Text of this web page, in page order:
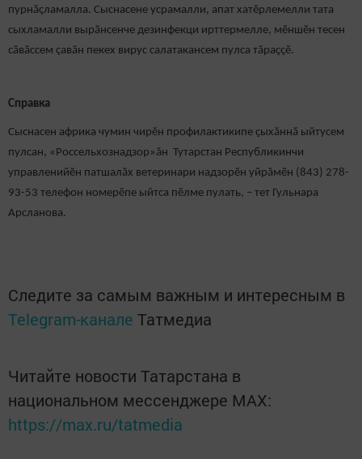
пурнăçламалла. Сыснасене усрамалли, апат хатӗрлемелли тата
сыхламалли вырӑнсенче дезинфекци ирттермелле, мӗншӗн тесен
сӑвӑссем çавăн пекех вирус салатакансем пулса тăраççӗ.
Справка
Сыснасен африка чумин чирӗн профилактикипе ҫыхӑннӑ ыйтусем
пулсан, «Россельхознадзор»ăн Тутарстан Республикинчи
управленийӗн патшалӑх ветеринари надзорӗн уйрăмӗн (843) 278-
93-53 телефон номерӗпе ыйтса пӗлме пулать, – тет Гульнара
Арсланова.
Следите за самым важным и интересным в
Telegram-канале Татмедиа
Читайте новости Татарстана в
национальном мессенджере MАХ:
https://max.ru/tatmedia